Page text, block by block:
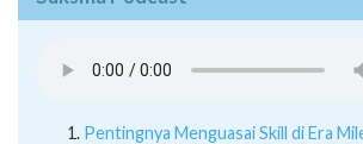
Pentingnya Menguasai Skill di Era